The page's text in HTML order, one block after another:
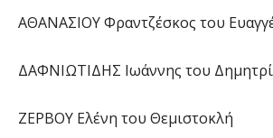
ΑΘΑΝΑΣΙΟΥ Φραντζέσκος του
ΔΑΦΝΙΩΤΙΔΗΣ Ιωάννης του
ΖΕΡΒΟΥ Ελένη του Θεμιστοκλή